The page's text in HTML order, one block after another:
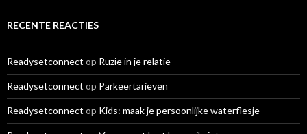
RECENTE REACTIES
Readysetconnect op Ruzie in je relatie
Readysetconnect op Parkeertarieven
Readysetconnect op Kids: maak je persoonlijke waterflesje